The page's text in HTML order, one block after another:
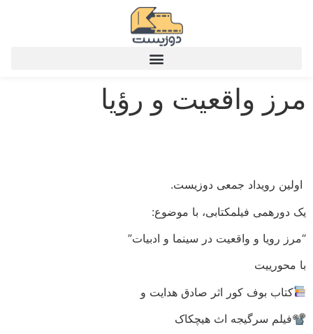
مرز واقعیت و رؤیا
اولین رویداد جمعی دوزیست.
یک دورهمی فیلمکتابی، با موضوع:
“مرز رویا و واقعیت در سینما و ادبیات”
با محورییت
کتاب بوف کور اثر صادق هدایت و
📽فیلم سرگیجه اث هیچکاک